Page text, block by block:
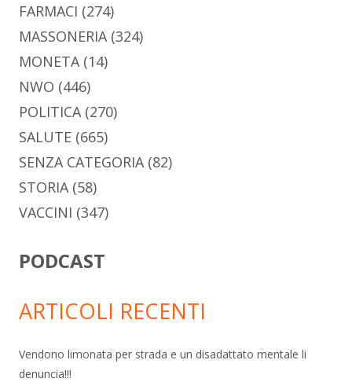
FARMACI (274)
MASSONERIA (324)
MONETA (14)
NWO (446)
POLITICA (270)
SALUTE (665)
SENZA CATEGORIA (82)
STORIA (58)
VACCINI (347)
PODCAST
ARTICOLI RECENTI
Vendono limonata per strada e un disadattato mentale li
denuncia!!!